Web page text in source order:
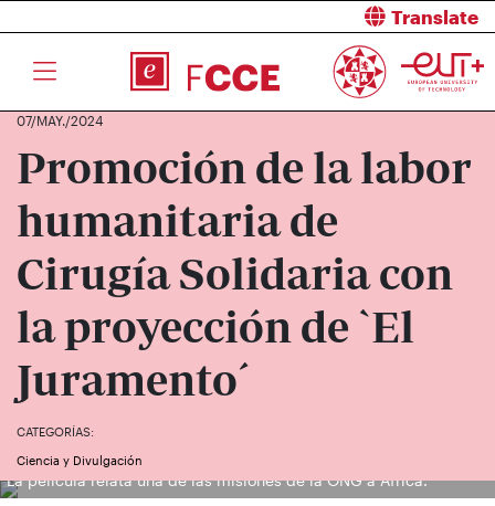
Translate
07/MAY./2024
Promoción de la labor
humanitaria de
Cirugía Solidaria con
la proyección de `El
Juramento´
CATEGORÍAS:
Ciencia y Divulgación
La película relata una de las misiones de la ONG a África.